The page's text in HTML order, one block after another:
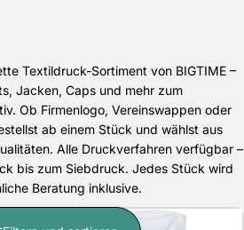
Textildruck-Sortiment von BIGTIME –
Jacken, Caps und mehr zum
Ob Firmenlogo, Vereinswappen oder
ab einem Stück und wählst aus
Alle Druckverfahren verfügbar –
bis zum Siebdruck. Jedes Stück wird
Beratung inklusive.